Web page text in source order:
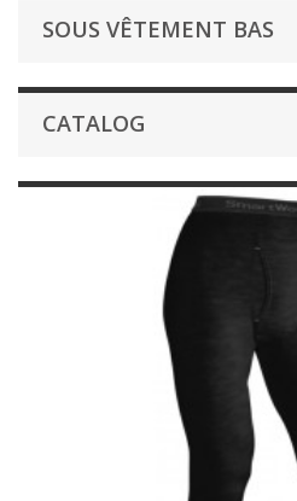
SOUS VÊTEMENT BAS
CATALOG